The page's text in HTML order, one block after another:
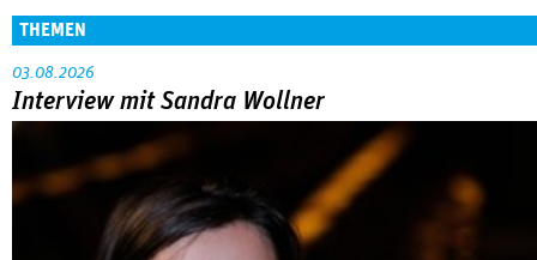
THEMEN
03.08.2026
Interview mit Sandra Wollner